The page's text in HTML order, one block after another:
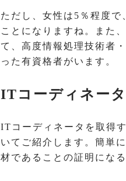
ただし、女性は5％程度で
ことになりますね。また
て、高度情報処理技術者
った有資格者がいます。
ITコーディネー
ITコーディネータを取得
いてご紹介します。簡単
材であることの証明にな